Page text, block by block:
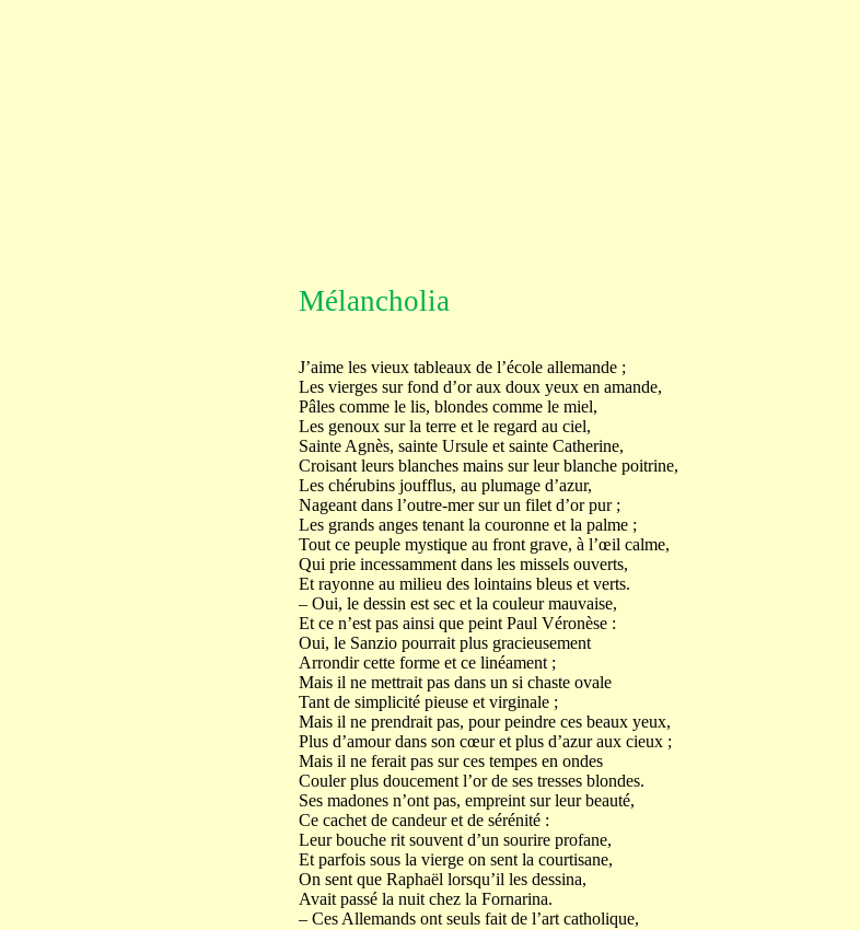
Mélancholia
J’aime les vieux tableaux de l’école allemande ;
Les vierges sur fond d’or aux doux yeux en amande,
Pâles comme le lis, blondes comme le miel,
Les genoux sur la terre et le regard au ciel,
Sainte Agnès, sainte Ursule et sainte Catherine,
Croisant leurs blanches mains sur leur blanche poitrine,
Les chérubins joufflus, au plumage d’azur,
Nageant dans l’outre-mer sur un filet d’or pur ;
Les grands anges tenant la couronne et la palme ;
Tout ce peuple mystique au front grave, à l’œil calme,
Qui prie incessamment dans les missels ouverts,
Et rayonne au milieu des lointains bleus et verts.
– Oui, le dessin est sec et la couleur mauvaise,
Et ce n’est pas ainsi que peint Paul Véronèse :
Oui, le Sanzio pourrait plus gracieusement
Arrondir cette forme et ce linéament ;
Mais il ne mettrait pas dans un si chaste ovale
Tant de simplicité pieuse et virginale ;
Mais il ne prendrait pas, pour peindre ces beaux yeux,
Plus d’amour dans son cœur et plus d’azur aux cieux ;
Mais il ne ferait pas sur ces tempes en ondes
Couler plus doucement l’or de ses tresses blondes.
Ses madones n’ont pas, empreint sur leur beauté,
Ce cachet de candeur et de sérénité :
Leur bouche rit souvent d’un sourire profane,
Et parfois sous la vierge on sent la courtisane,
On sent que Raphaël lorsqu’il les dessina,
Avait passé la nuit chez la Fornarina.
– Ces Allemands ont seuls fait de l’art catholique,